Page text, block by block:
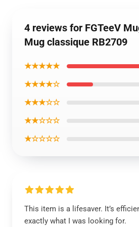
4 reviews for FGTeeV
Mug classique RB2709
★★★★★
★★★★☆
★★★☆☆
★★☆☆☆
★☆☆☆☆
This item is a lifesaver. It’s
exactly what I was looking for.